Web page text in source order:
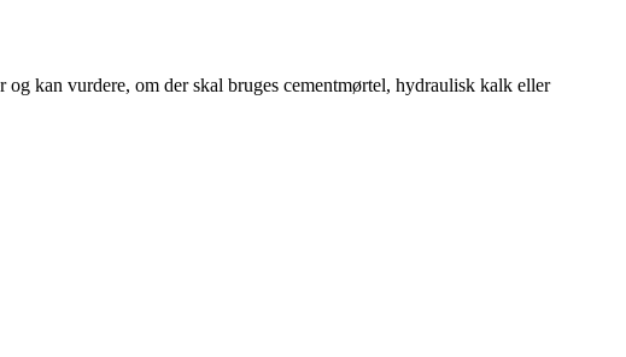
kan vurdere, om der skal bruges cementmørtel, hydraulisk kalk eller